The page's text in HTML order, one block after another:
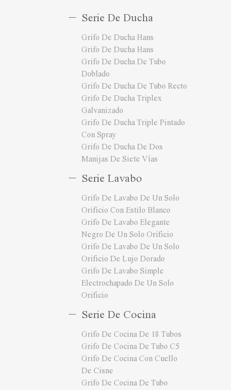
Serie De Ducha
Grifo De Ducha Hans
Grifo De Ducha Hans
Grifo De Ducha De Tubo
Doblado
Grifo De Ducha De Tubo Recto
Grifo De Ducha Triplex
Galvanizado
Grifo De Ducha Triple Pintado
Con Spray
Grifo De Ducha De Dos
Manijas De Siete Vías
Serie Lavabo
Grifo De Lavabo De Un Solo
Orificio Con Estilo Blanco
Grifo De Lavabo Elegante
Negro De Un Solo Orificio
Grifo De Lavabo De Un Solo
Orificio De Lujo Dorado
Grifo De Lavabo Simple
Electrochapado De Un Solo
Orificio
Serie De Cocina
Grifo De Cocina De 18 Tubos
Grifo De Cocina De Tubo C5
Grifo De Cocina Con Cuello
De Cisne
Grifo De Cocina De Tubo